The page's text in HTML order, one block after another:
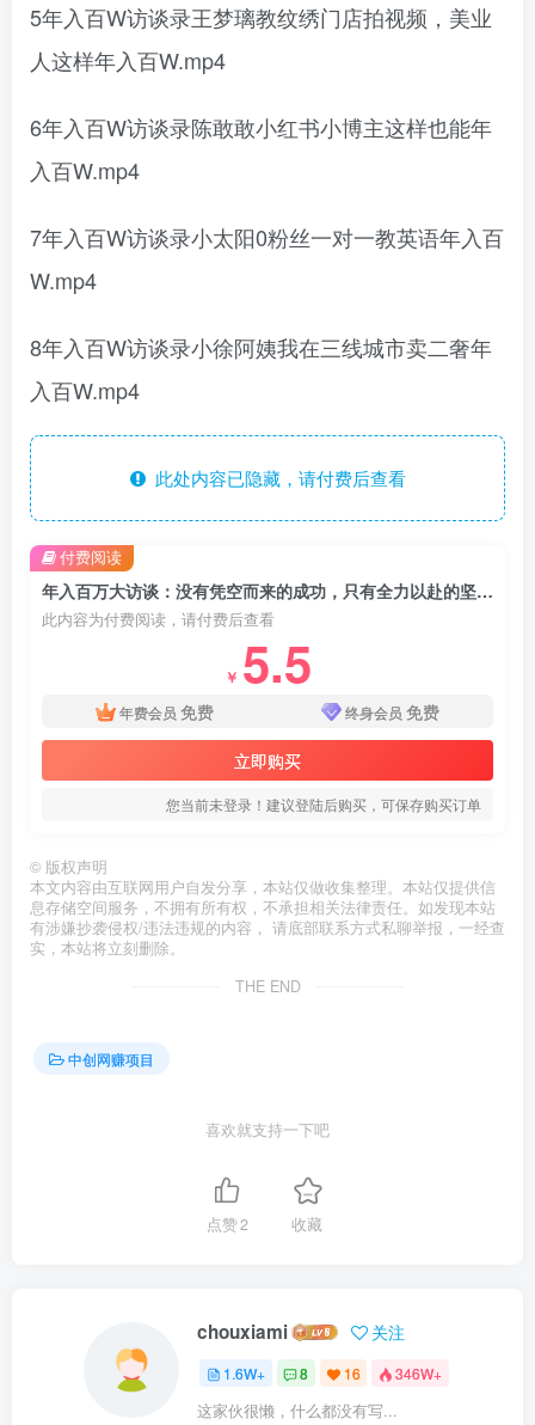
5年入百W访谈录王梦璃教纹绣门店拍视频，美业
人这样年入百W.mp4
6年入百W访谈录陈敢敢小红书小博主这样也能年
入百W.mp4
7年入百W访谈录小太阳0粉丝一对一教英语年入百
W.mp4
8年入百W访谈录小徐阿姨我在三线城市卖二奢年
入百W.mp4
此处内容已隐藏，请付费后查看
年入百万大访谈：没有凭空而来的成功，只有全力以赴的坚守，8位创业者真实拆解逆风翻盘路
此内容为付费阅读，请付费后查看
￥ 5.5
年费会员 免费 终身会员 免费
立即购买
您当前未登录！建议登陆后购买，可保存购买订单
付费阅读
© 版权声明
本文内容由互联网用户自发分享，本站仅做收集整理。本站仅提供信
息存储空间服务，不拥有所有权，不承担相关法律责任。如发现本站
有涉嫌抄袭侵权/违法违规的内容， 请底部联系方式私聊举报，一经查
实，本站将立刻删除。
THE END
中创网赚项目
喜欢就支持一下吧
点赞2 收藏
chouxiami 关注
1.6W+ 8 16 346W+
这家伙很懒，什么都没有写...